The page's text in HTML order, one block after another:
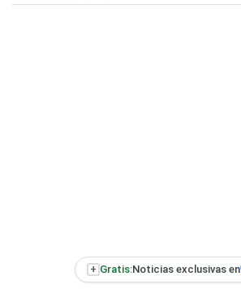
+ Gratis:Noticias exclusivas en